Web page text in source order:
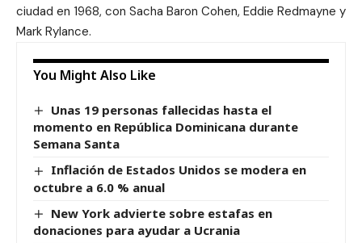
ciudad en 1968, con Sacha Baron Cohen, Eddie Redmayne y
Mark Rylance.
You Might Also Like
Unas 19 personas fallecidas hasta el
momento en República Dominicana durante
Semana Santa
Inflación de Estados Unidos se modera en
octubre a 6.0 % anual
New York advierte sobre estafas en
donaciones para ayudar a Ucrania